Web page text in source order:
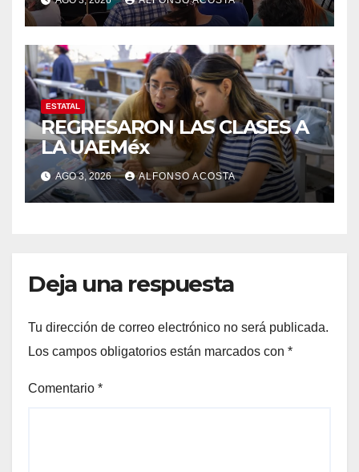
ESTATAL
REGRESARON LAS CLASES A
LA UAEMéx
AGO 3, 2026 ALFONSO ACOSTA
Deja una respuesta
Tu dirección de correo electrónico no será publicada.
Los campos obligatorios están marcados con *
Comentario *